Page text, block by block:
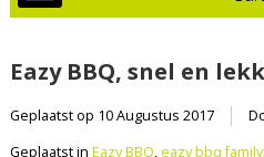
Eazy BBQ, snel en
Geplaatst op 10 Augustus 2017
Geplaatst in Eazy BBQ,eazy bbq family